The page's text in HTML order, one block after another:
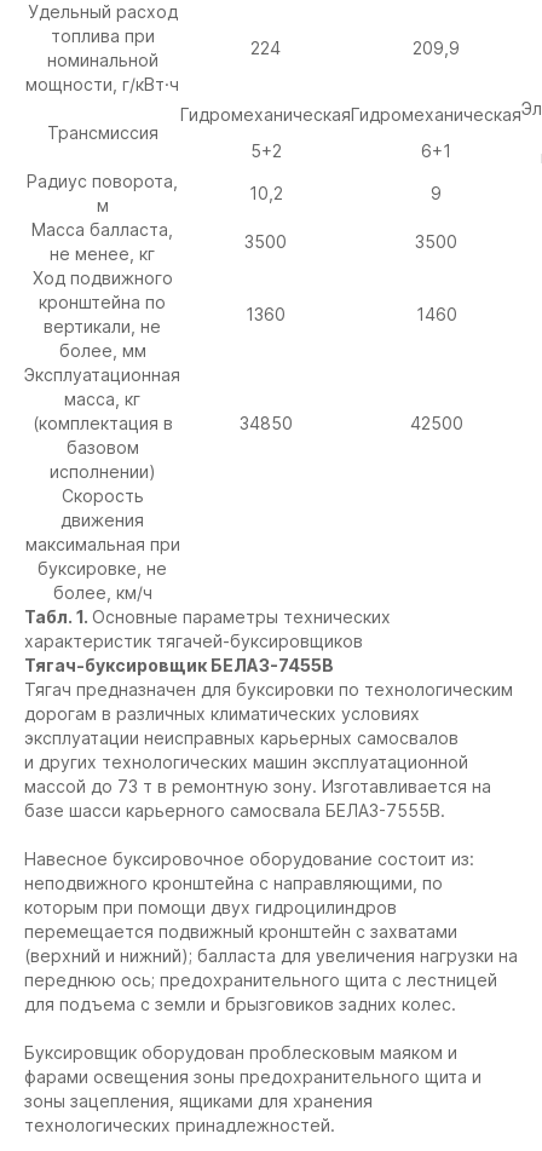
Удельный расход
топлива при
номинальной
мощности, г/кВт·ч
224 209,9
Трансмиссия
ГидромеханическаяГидромеханическая
5+2
6+1
Радиус поворота,
м
10,2
9
Масса балласта,
не менее, кг
3500
3500
Ход подвижного
кронштейна по
вертикали, не
более, мм
1360 1460
Эксплуатационная
масса, кг
(комплектация в
базовом
исполнении)
34850 42500
Скорость
движения
максимальная при
буксировке, не
более, км/ч
Табл. 1. Основные параметры технических
характеристик тягачей-буксировщиков
Тягач-буксировщик БЕЛАЗ-7455В
Тягач предназначен для буксировки по технологическим
дорогам в различных климатических условиях
эксплуатации неисправных карьерных самосвалов
и других технологических машин эксплуатационной
массой до 73 т в ремонтную зону. Изготавливается на
базе шасси карьерного самосвала БЕЛАЗ-7555В.
Навесное буксировочное оборудование состоит из:
неподвижного кронштейна с направляющими, по
которым при помощи двух гидроцилиндров
перемещается подвижный кронштейн с захватами
(верхний и нижний); балласта для увеличения нагрузки на
переднюю ось; предохранительного щита с лестницей
для подъема с земли и брызговиков задних колес.
Буксировщик оборудован проблесковым маяком и
фарами освещения зоны предохранительного щита и
зоны зацепления, ящиками для хранения
технологических принадлежностей.